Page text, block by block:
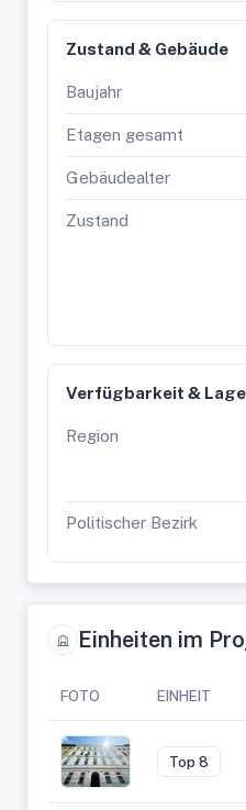
Zustand & Gebäude
Baujahr
Etagen gesamt
Gebäudealter
Zustand
Verfügbarkeit & Lage
Region
Politischer Bezirk
Einheiten im
FOTO EINHEIT
Top 8